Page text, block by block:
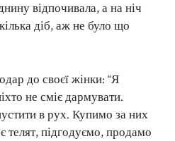
відпочивала, а на ніч
діб, аж не було що
до своєї жінки: “Я
не сміє дармувати.
в рух. Купимо за них
телят, підгодуємо, продамо